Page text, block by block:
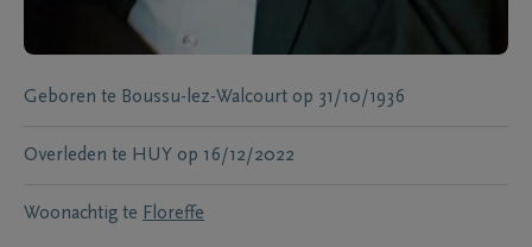
Geboren te Boussu-lez-Walcourt op 31/10/1936
Overleden te HUY op 16/12/2022
Woonachtig te Floreffe